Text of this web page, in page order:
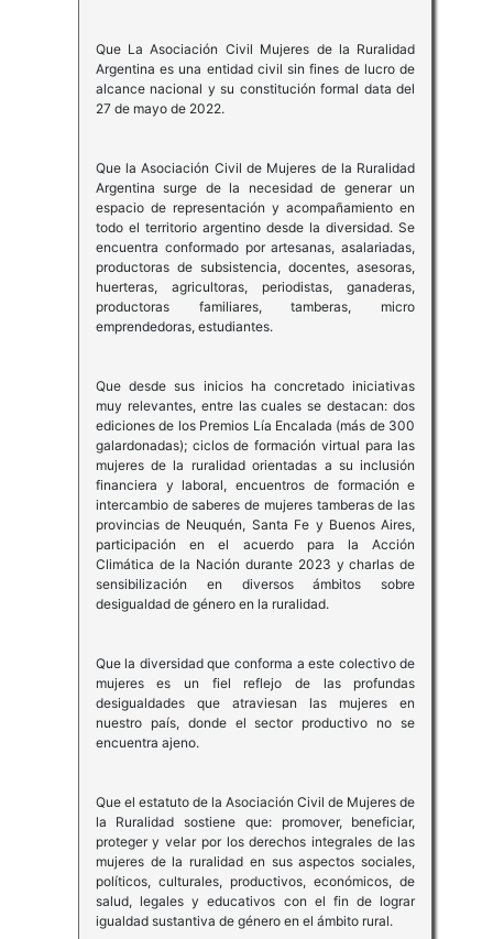
Que La Asociación Civil Mujeres de la Ruralidad
Argentina es una entidad civil sin fines de lucro de
alcance nacional y su constitución formal data del
27 de mayo de 2022.
Que la Asociación Civil de Mujeres de la Ruralidad
Argentina surge de la necesidad de generar un
espacio de representación y acompañamiento en
todo el territorio argentino desde la diversidad. Se
encuentra conformado por artesanas, asalariadas,
productoras de subsistencia, docentes, asesoras,
huerteras, agricultoras, periodistas, ganaderas,
productoras familiares, tamberas, micro
emprendedoras, estudiantes.
Que desde sus inicios ha concretado iniciativas
muy relevantes, entre las cuales se destacan: dos
ediciones de los Premios Lía Encalada (más de 300
galardonadas); ciclos de formación virtual para las
mujeres de la ruralidad orientadas a su inclusión
financiera y laboral, encuentros de formación e
intercambio de saberes de mujeres tamberas de las
provincias de Neuquén, Santa Fe y Buenos Aires,
participación en el acuerdo para la Acción
Climática de la Nación durante 2023 y charlas de
sensibilización en diversos ámbitos sobre
desigualdad de género en la ruralidad.
Que la diversidad que conforma a este colectivo de
mujeres es un fiel reflejo de las profundas
desigualdades que atraviesan las mujeres en
nuestro país, donde el sector productivo no se
encuentra ajeno.
Que el estatuto de la Asociación Civil de Mujeres de
la Ruralidad sostiene que: promover, beneficiar,
proteger y velar por los derechos integrales de las
mujeres de la ruralidad en sus aspectos sociales,
políticos, culturales, productivos, económicos, de
salud, legales y educativos con el fin de lograr
igualdad sustantiva de género en el ámbito rural.